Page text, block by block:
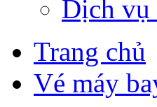
Dịch vụ
Trang chủ
Vé máy